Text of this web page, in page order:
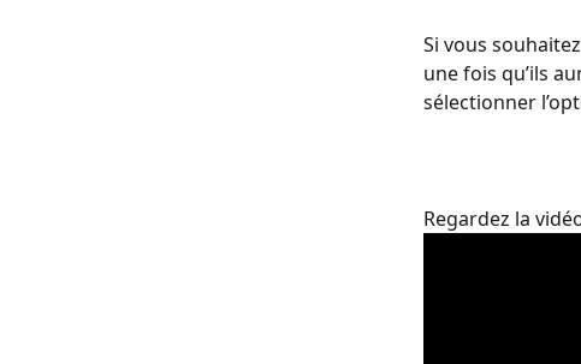
Si vous
une fois qu’ils
sélectionner
Regardez la